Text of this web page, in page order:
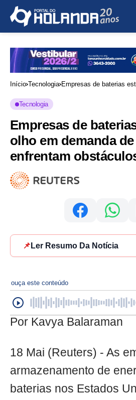
Início Tecnologia Empresas de baterias
Tecnologia
Empresas de
olho em demanda
enfrentam
📌 Ler Resumo Da Notícia
ouça este conteúdo
Por Kavya Balaraman
18 Mai (Reuters) - As
armazenamento de
baterias nos Estados